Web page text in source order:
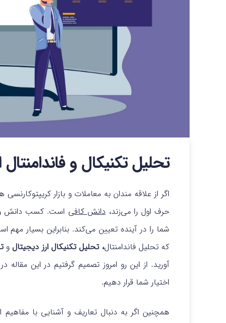
تحلیل تکنیکال و
اگر از علاقه مندان به معاملات و بازارکریپتوکارنسی
حرف اول را می‌زند،دانش کافی است. کسب دانش و
شما را در آینده تعیین می‌کند. بنابراین بسیار
که تحلیل فاندامنتال، تحلیل تکنیکال ارز دیجیتالو
آورید. از این رو امروز تصمیم گرفتیم در این
اختیار شما قرار دهیم.
همچنین اگر به دنبال تعاریف و آشنایی با مفاهیم